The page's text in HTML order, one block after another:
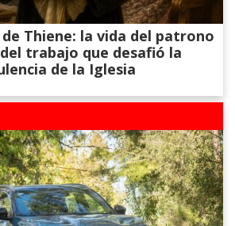
Thiene: la vida del patrono
trabajo que desafió la
de la Iglesia